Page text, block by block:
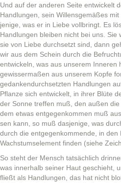
Und auf der anderen Seite entwick­elt
Hand­lun­gen, sein Wil­lens­gemäßes
jenige, was er in Liebe voll­bringt. Es
Hand­lun­gen bleiben nicht bei uns. Sie
sie von Liebe durch­set­zt sind, dann
wir aus dem Schein durch die
entwick­eln, was aus unserem Inneren
gewis­ser­maßen aus unserem Kopfe
gedank­endurch­set­zten Hand­lun­gen
Pflanze sich entwick­elt, in ihrer Blüte
der Sonne tre­f­fen muß, den außen
dem etwas ent­ge­genkom­men muß
sen kann, so muß das­jenige, was
durch die ent­ge­genk­om­mende, in
Wach­s­tum­se­le­ment find­en (siehe
So ste­ht der Men­sch tat­säch­lich
was inner­halb sein­er Haut geschieht,
fließt als Hand­lun­gen, das hat nicht